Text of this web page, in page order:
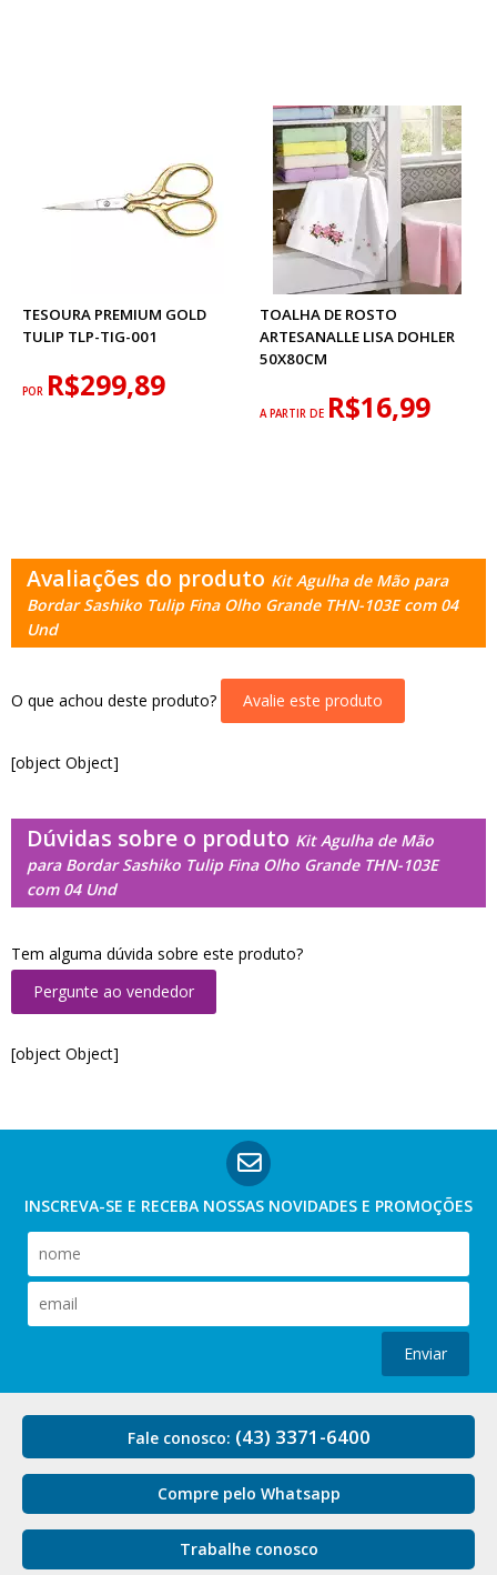
TESOURA PREMIUM GOLD
TULIP TLP-TIG-001
POR R$299,89
TOALHA DE ROSTO
ARTESANALLE LISA DOHLER
50X80CM
A PARTIR DE R$16,99
Avaliações do produto Kit Agulha de Mão para
Bordar Sashiko Tulip Fina Olho Grande THN-103E com 04
Und
O que achou deste produto? Avalie este produto
[object Object]
Dúvidas sobre o produto Kit Agulha de Mão
para Bordar Sashiko Tulip Fina Olho Grande THN-103E
com 04 Und
Tem alguma dúvida sobre este produto?
Pergunte ao vendedor
[object Object]
INSCREVA-SE E RECEBA NOSSAS NOVIDADES E PROMOÇÕES
Enviar
Fale conosco: (43) 3371-6400
Compre pelo Whatsapp
Trabalhe conosco